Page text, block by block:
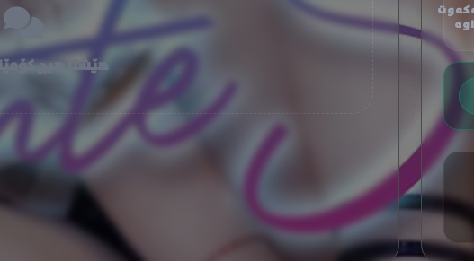
هێشتا هیچ